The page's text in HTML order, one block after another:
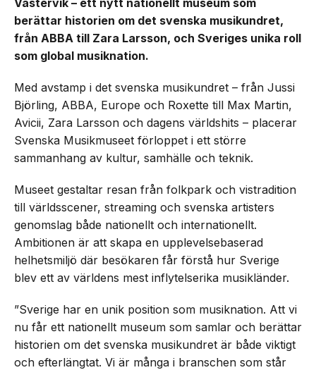
Västervik – ett nytt nationellt museum som
berättar historien om det svenska musikundret,
från ABBA till Zara Larsson, och Sveriges unika roll
som global musiknation.
Med avstamp i det svenska musikundret – från Jussi
Björling, ABBA, Europe och Roxette till Max Martin,
Avicii, Zara Larsson och dagens världshits – placerar
Svenska Musikmuseet förloppet i ett större
sammanhang av kultur, samhälle och teknik.
Museet gestaltar resan från folkpark och vistradition
till världsscener, streaming och svenska artisters
genomslag både nationellt och internationellt.
Ambitionen är att skapa en upplevelsebaserad
helhetsmiljö där besökaren får förstå hur Sverige
blev ett av världens mest inflytelserika musikländer.
”Sverige har en unik position som musiknation. Att vi
nu får ett nationellt museum som samlar och berättar
historien om det svenska musikundret är både viktigt
och efterlängtat. Vi är många i branschen som står